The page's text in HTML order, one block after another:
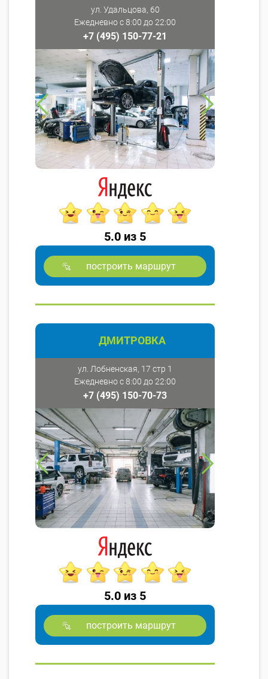
ул. Удальцова, 60
Ежедневно с 8:00 до 22:00
+7 (495) 150-77-21
5.0 из 5
построить маршрут
ДМИТРОВКА
ул. Лобненская, 17 стр 1
Ежедневно с 8:00 до 22:00
+7 (495) 150-70-73
5.0 из 5
построить маршрут